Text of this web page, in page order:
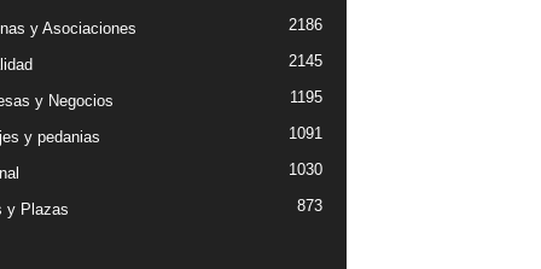
y Asociaciones 2186
2145
y Negocios 1195
y pedanias 1091
1030
y Plazas 873